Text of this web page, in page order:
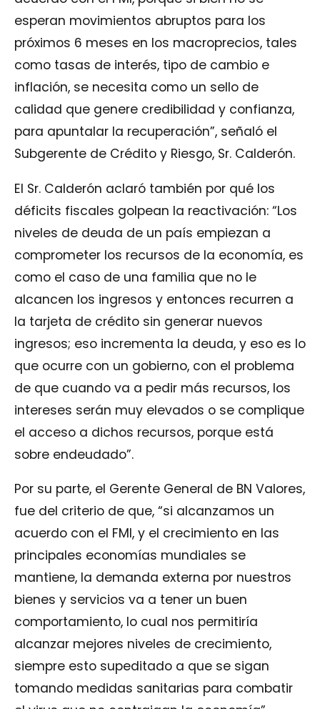
esperan movimientos abruptos para los
próximos 6 meses en los macroprecios, tales
como tasas de interés, tipo de cambio e
inflación, se necesita como un sello de
calidad que genere credibilidad y confianza,
para apuntalar la recuperación”, señaló el
Subgerente de Crédito y Riesgo, Sr. Calderón.
El Sr. Calderón aclaró también por qué los
déficits fiscales golpean la reactivación: “Los
niveles de deuda de un país empiezan a
comprometer los recursos de la economía, es
como el caso de una familia que no le
alcancen los ingresos y entonces recurren a
la tarjeta de crédito sin generar nuevos
ingresos; eso incrementa la deuda, y eso es lo
que ocurre con un gobierno, con el problema
de que cuando va a pedir más recursos, los
intereses serán muy elevados o se complique
el acceso a dichos recursos, porque está
sobre endeudado”.
Por su parte, el Gerente General de BN Valores,
fue del criterio de que, “si alcanzamos un
acuerdo con el FMI, y el crecimiento en las
principales economías mundiales se
mantiene, la demanda externa por nuestros
bienes y servicios va a tener un buen
comportamiento, lo cual nos permitiría
alcanzar mejores niveles de crecimiento,
siempre esto supeditado a que se sigan
tomando medidas sanitarias para combatir